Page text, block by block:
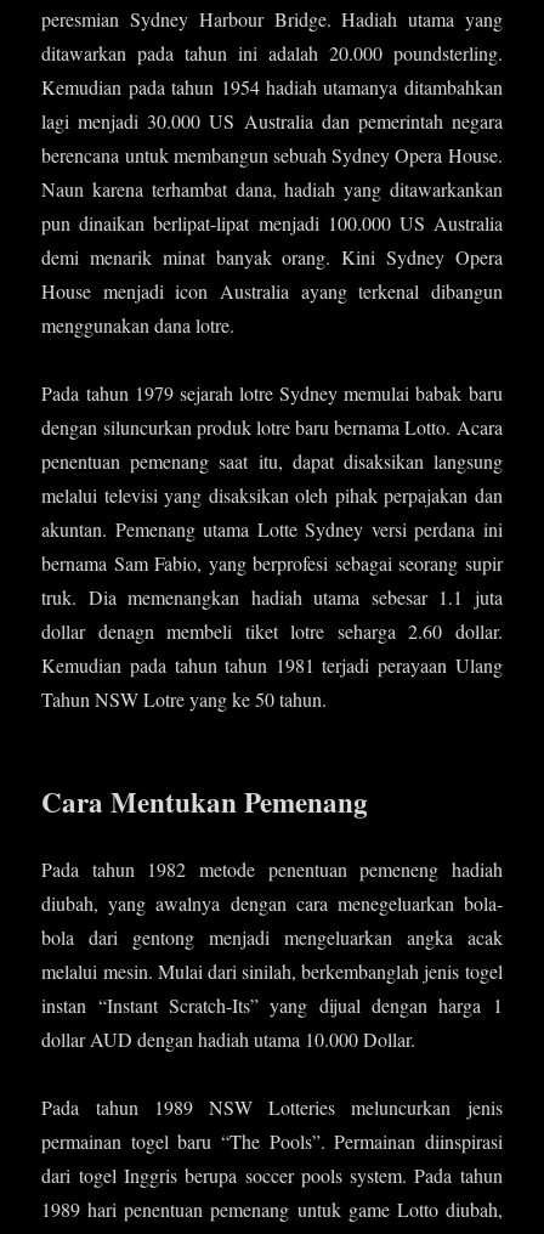
peresmian Sydney Harbour Bridge. Hadiah utama yang
ditawarkan pada tahun ini adalah 20.000 poundsterling.
Kemudian pada tahun 1954 hadiah utamanya ditambahkan
lagi menjadi 30.000 US Australia dan pemerintah negara
berencana untuk membangun sebuah Sydney Opera House.
Naun karena terhambat dana, hadiah yang ditawarkankan
pun dinaikan berlipat-lipat menjadi 100.000 US Australia
demi menarik minat banyak orang. Kini Sydney Opera
House menjadi icon Australia ayang terkenal dibangun
menggunakan dana lotre.
Pada tahun 1979 sejarah lotre Sydney memulai babak baru
dengan siluncurkan produk lotre baru bernama Lotto. Acara
penentuan pemenang saat itu, dapat disaksikan langsung
melalui televisi yang disaksikan oleh pihak perpajakan dan
akuntan. Pemenang utama Lotte Sydney versi perdana ini
bernama Sam Fabio, yang berprofesi sebagai seorang supir
truk. Dia memenangkan hadiah utama sebesar 1.1 juta
dollar denagn membeli tiket lotre seharga 2.60 dollar.
Kemudian pada tahun tahun 1981 terjadi perayaan Ulang
Tahun NSW Lotre yang ke 50 tahun.
Cara Mentukan Pemenang
Pada tahun 1982 metode penentuan pemeneng hadiah
diubah, yang awalnya dengan cara menegeluarkan bola-
bola dari gentong menjadi mengeluarkan angka acak
melalui mesin. Mulai dari sinilah, berkembanglah jenis togel
instan “Instant Scratch-Its” yang dijual dengan harga 1
dollar AUD dengan hadiah utama 10.000 Dollar.
Pada tahun 1989 NSW Lotteries meluncurkan jenis
permainan togel baru “The Pools”. Permainan diinspirasi
dari togel Inggris berupa soccer pools system. Pada tahun
1989 hari penentuan pemenang untuk game Lotto diubah,